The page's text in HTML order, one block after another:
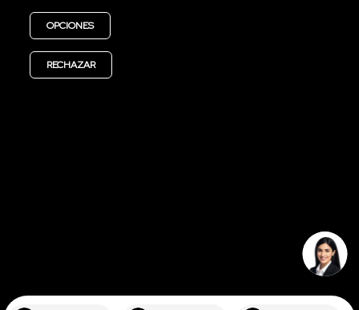
OPCIONES
RECHAZAR
sitio web es solo de referencia. Los detalles específicos están